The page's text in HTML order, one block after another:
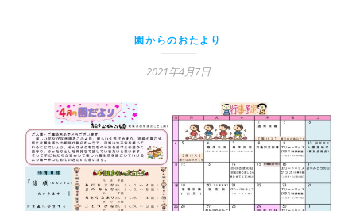
園からのおたより
2021年4月7日